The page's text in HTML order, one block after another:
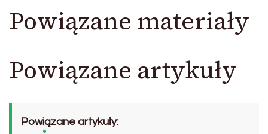
Powiązane materiały
Powiązane artykuły
Powiązane artykuły: